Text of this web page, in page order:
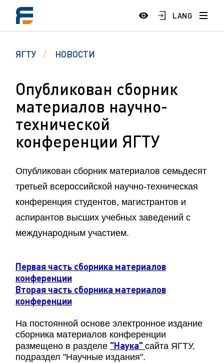
LANG
ЯГТУ НОВОСТИ
Опубликован сборник
материалов научно-
технической
конференции ЯГТУ
Опубликован сборник материалов семьдесят
третьей всероссийской научно-техническая
конференция студентов, магистрантов и
аспирантов высших учебных заведений с
международным участием.
Первая часть сборника материалов
конференции
Вторая часть сборника материалов
конференции
На постоянной основе электронное издание
сборника материалов конференции
размещено в разделе "Наука" сайта ЯГТУ,
подраздел "Научные издания".